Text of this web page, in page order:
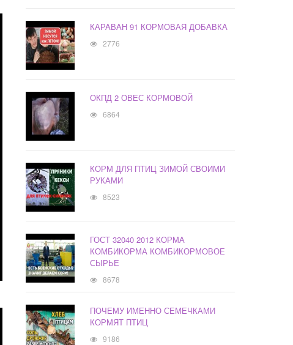
КАРАВАН 91 КОРМОВАЯ ДОБАВКА
2776
ОКПД 2 ОВЕС КОРМОВОЙ
6864
КОРМ ДЛЯ ПТИЦ ЗИМОЙ СВОИМИ
РУКАМИ
8523
ГОСТ 32040 2012 КОРМА
КОМБИКОРМА КОМБИКОРМОВОЕ
СЫРЬЕ
8678
ПОЧЕМУ ИМЕННО СЕМЕЧКАМИ
КОРМЯТ ПТИЦ
9186